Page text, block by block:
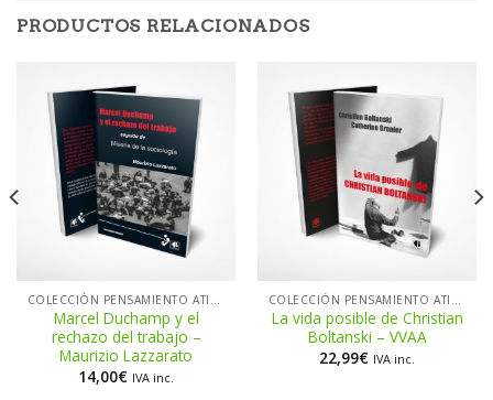
PRODUCTOS RELACIONADOS
Marcel Duchamp y el
rechazo del trabajo –
Maurizio Lazzarato
14,00€ IVA inc.
La vida posible de Christian
Boltanski – VVAA
22,99€ IVA inc.